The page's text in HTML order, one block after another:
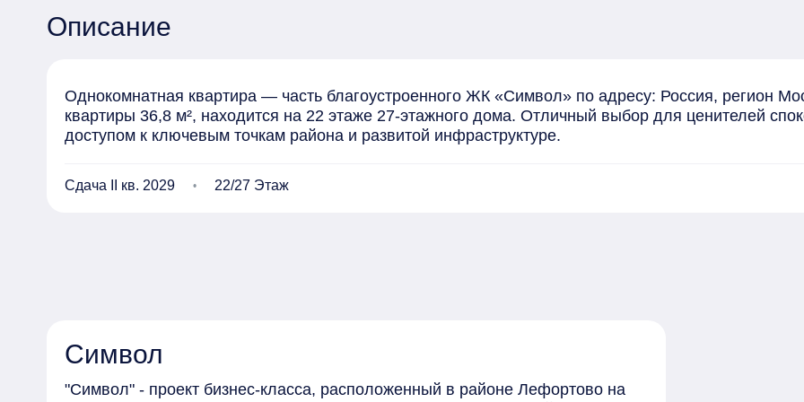
Описание
Однокомнатная квартира — часть благоустроенного ЖК «Символ» по адресу: Россия, регион
квартиры 36,8 м², находится на 22 этаже 27-этажного дома. Отличный выбор для ценителей
доступом к ключевым точкам района и развитой инфраструктуре.
Сдача II кв. 2029 22/27 Этаж
Символ
"Символ" - проект бизнес-класса, расположенный в районе Лефортово на